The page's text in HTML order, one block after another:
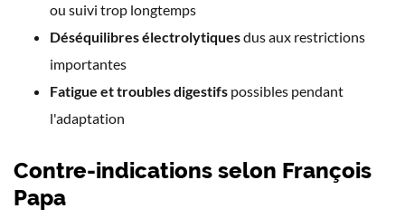
ou suivi trop longtemps
Déséquilibres électrolytiquesdus aux restrictions
importantes
Fatigue et troubles digestifs possibles pendant
l'adaptation
Contre-indications selon François
Papa